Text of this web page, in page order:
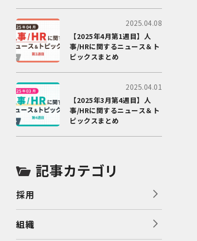
2025.04.08
【2025年4月第1週目】人
事/HRに関するニュース＆ト
ピックスまとめ
2025.04.01
【2025年3月第4週目】人
事/HRに関するニュース＆ト
ピックスまとめ
記事カテゴリ
採用
組織